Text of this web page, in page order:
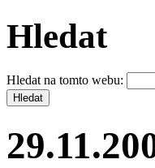
Hledat
Hledat na tomto webu: